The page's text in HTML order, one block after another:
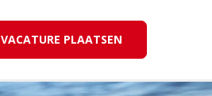
VACATURE PLAATSEN